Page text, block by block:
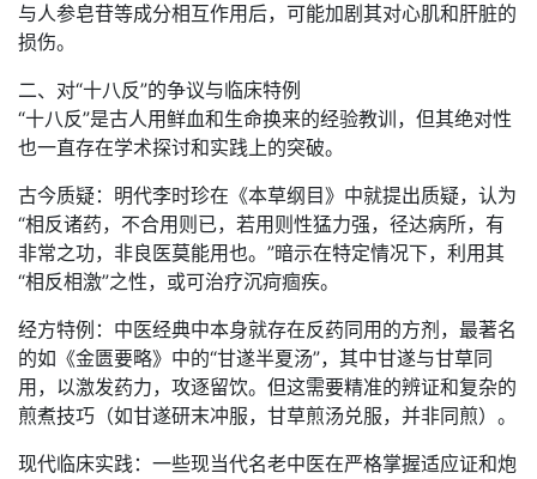
与人参皂苷等成分相互作用后，可能加剧其对心肌和肝脏的
损伤。
二、对“十八反”的争议与临床特例
“十八反”是古人用鲜血和生命换来的经验教训，但其绝对性
也一直存在学术探讨和实践上的突破。
古今质疑：明代李时珍在《本草纲目》中就提出质疑，认为
“相反诸药，不合用则已，若用则性猛力强，径达病所，有
非常之功，非良医莫能用也。”暗示在特定情况下，利用其
“相反相激”之性，或可治疗沉疴痼疾。
经方特例：中医经典中本身就存在反药同用的方剂，最著名
的如《金匮要略》中的“甘遂半夏汤”，其中甘遂与甘草同
用，以激发药力，攻逐留饮。但这需要精准的辨证和复杂的
煎煮技巧（如甘遂研末冲服，甘草煎汤兑服，并非同煎）。
现代临床实践：一些现当代名老中医在严格掌握适应证和炮